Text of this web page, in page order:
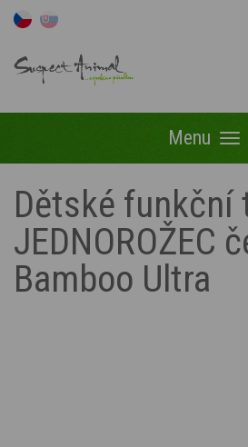
Menu
Dětské funkční
JEDNOROŽEC
Bamboo Ultra